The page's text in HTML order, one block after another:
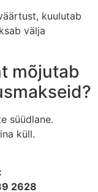
kuulutab
välja
mõjutab
süüdlane.
küll.
2628